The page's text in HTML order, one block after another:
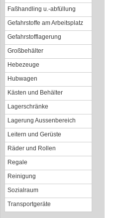
Faßhandling u.-abfüllung
Gefahrstoffe am Arbeitsplatz
Gefahrstofflagerung
Großbehälter
Hebezeuge
Hubwagen
Kästen und Behälter
Lagerschränke
Lagerung Aussenbereich
Leitern und Gerüste
Räder und Rollen
Regale
Reinigung
Sozialraum
Transportgeräte